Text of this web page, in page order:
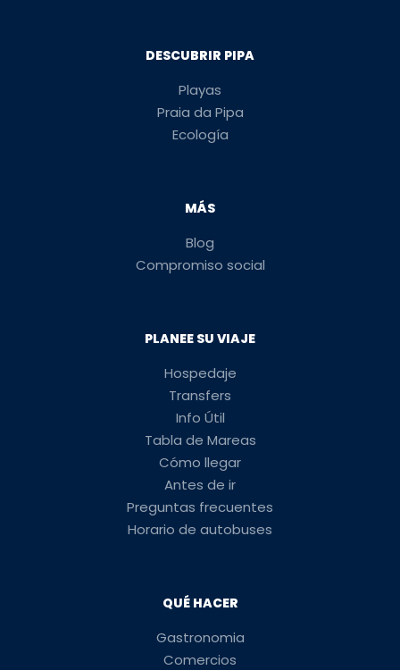
DESCUBRIR PIPA
Playas
Praia da Pipa
Ecología
MÁS
Blog
Compromiso social
PLANEE SU VIAJE
Hospedaje
Transfers
Info Útil
Tabla de Mareas
Cómo llegar
Antes de ir
Preguntas frecuentes
Horario de autobuses
QUÉ HACER
Gastronomia
Comercios